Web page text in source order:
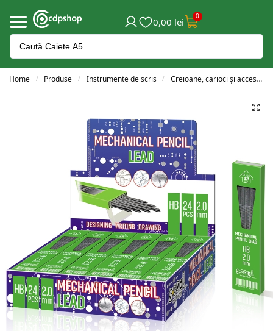
0,00 lei 0
Home / Produse / Instrumente de scris / Creioane, carioci și accesorii